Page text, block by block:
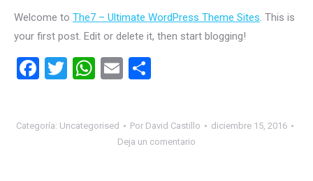
Welcome to The7 – Ultimate WordPress Theme Sites. This is
your first post. Edit or delete it, then start blogging!
Facebook
Twitter
WhatsApp
Email
Categoría: Uncategorised Por David Castillo
diciembre 15, 2016
Deja un comentario